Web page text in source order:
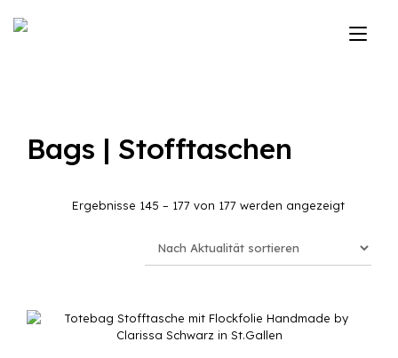
Inhalt
Bags | Stofftaschen
Ergebnisse 145 – 177 von 177 werden angezeigtNach